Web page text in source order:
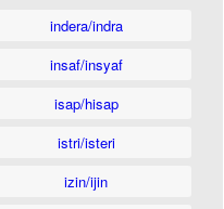
indera/indra
insaf/insyaf
isap/hisap
istri/isteri
izin/ijin